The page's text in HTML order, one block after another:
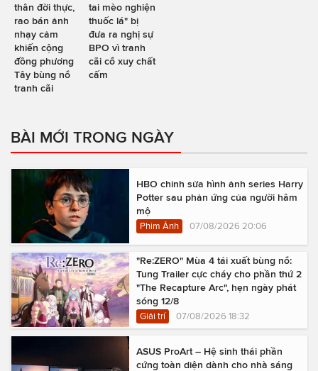
thân đời thực,
rao bán ảnh
nhạy cảm
khiến cộng
đồng phương
Tây bùng nổ
tranh cãi
tai mèo nghiện
thuốc lá" bị
đưa ra nghị sự
BPO vì tranh
cãi cổ xuy chất
cấm
BÀI MỚI TRONG NGÀY
HBO chỉnh sửa hình ảnh series Harry
Potter sau phản ứng của người hâm
mộ
Phim Ảnh 07/08/2026 20:06
"Re:ZERO" Mùa 4 tái xuất bùng nổ:
Tung Trailer cực cháy cho phần thứ 2
"The Recapture Arc", hẹn ngày phát
sóng 12/8
Giải trí 07/08/2026 18:32
ASUS ProArt – Hệ sinh thái phần
cứng toàn diện dành cho nhà sáng